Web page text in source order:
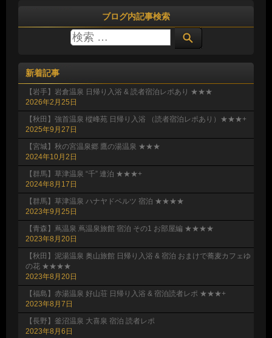
ブログ内記事検索
新着記事
【岩手】岩倉温泉 日帰り入浴 & 読者宿泊レポあり ★★★
2026年2月25日
【秋田】強首温泉 樅峰苑 日帰り入浴 （読者宿泊レポあり）★★★+
2025年9月27日
【宮城】秋の宮温泉郷 鷹の湯温泉 ★★★
2024年10月2日
【群馬】草津温泉 “千” 連泊 ★★★+
2024年8月17日
【群馬】草津温泉 ハナヤドベルツ 宿泊 ★★★★
2023年9月25日
【青森】蔦温泉 蔦温泉旅館 宿泊 その1 お部屋編 ★★★★
2023年8月20日
【秋田】泥湯温泉 奥山旅館 日帰り入浴 & 宿泊 おまけで蕎麦カフェゆ
の花 ★★★★
2023年8月20日
【福島】赤湯温泉 好山荘 日帰り入浴 & 宿泊読者レポ ★★★+
2023年8月7日
【長野】釜沼温泉 大喜泉 宿泊 読者レポ
2023年8月6日